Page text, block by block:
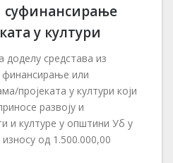
у култури
доделу средстава из
или
пројеката у култури који
развоју и
и културе у општини Уб у
од 1.500.000,00